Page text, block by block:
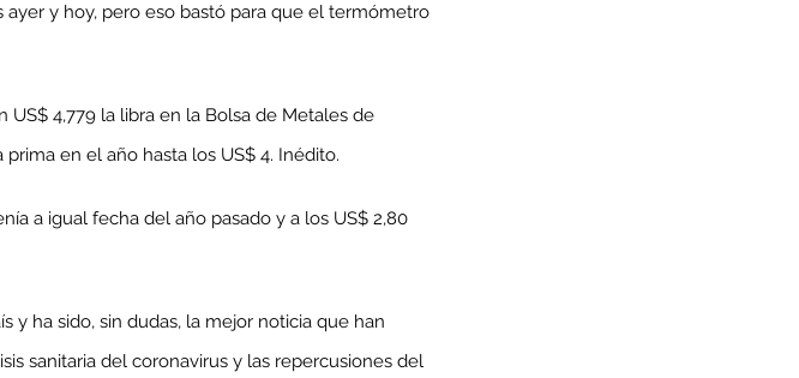
y hoy, pero eso bastó para que el termómetro
4,779 la libra en la Bolsa de Metales de
en el año hasta los US$ 4. Inédito.
a igual fecha del año pasado y a los US$ 2,80
y ha sido, sin dudas, la mejor noticia que han
sanitaria del coronavirus y las repercusiones del